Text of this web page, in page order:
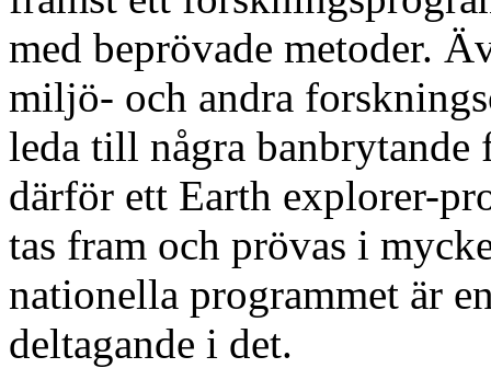
med beprövade metoder.
miljö- och andra
leda till några banbrytande
därför ett Earth explorer-
tas fram och prövas i
nationella programmet är
deltagande i det.